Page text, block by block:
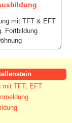
mit TFT & EFT
Fortbildung
mit TFT, EFT